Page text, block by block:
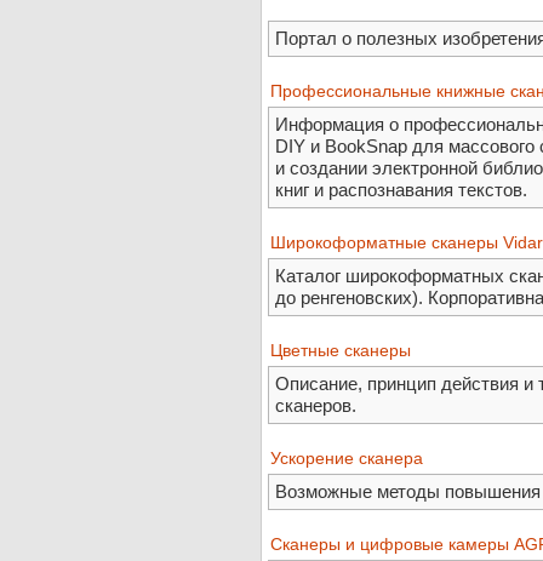
Портал о полезных
Профессиональные книжные
Информация о
DIY и BookSnap для массового
и создании электронной
книг и распознавания текстов.
Широкоформатные сканеры Vidar
Каталог широкоформатных
до ренгеновских).
Цветные сканеры
Описание, принцип действия и
сканеров.
Ускорение сканера
Возможные методы повышения
Сканеры и цифровые камеры